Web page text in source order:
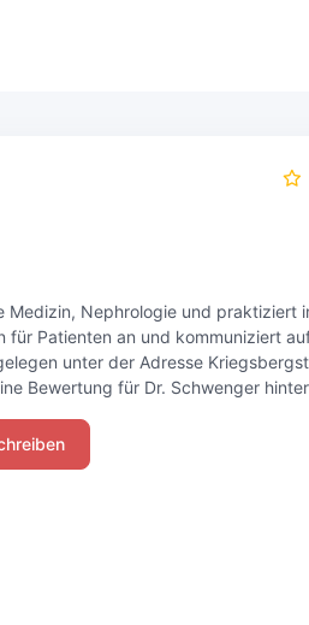
Medizin, Nephrologie und praktiziert
Patienten an und kommuniziert
unter der Adresse
Bewertung für Dr. Schwenger